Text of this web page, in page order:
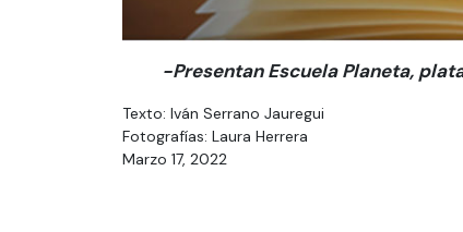
-Presentan Escuela Planeta,
Texto: Iván Serrano Jauregui
Fotografías: Laura Herrera
Marzo 17, 2022